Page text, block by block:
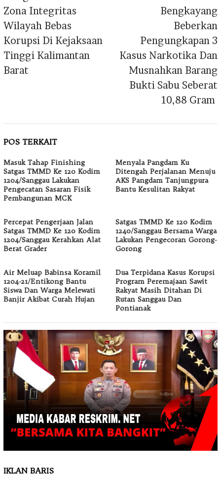
Zona Integritas
Wilayah Bebas
Korupsi Di Kejaksaan
Tinggi Kalimantan
Barat
Bengkayang
Beberkan
Pengungkapan 3
Kasus Narkotika Dan
Musnahkan Barang
Bukti Sabu Seberat
10,88 Gram
POS TERKAIT
Masuk Tahap Finishing
Satgas TMMD Ke 120 Kodim
1204/Sanggau Lakukan
Pengecatan Sasaran Fisik
Pembangunan MCK
Menyala Pangdam Ku
Ditengah Perjalanan Menuju
AKS Pangdam Tanjungpura
Bantu Kesulitan Rakyat
Percepat Pengerjaan Jalan
Satgas TMMD Ke 120 Kodim
1204/Sanggau Kerahkan Alat
Berat Grader
Satgas TMMD Ke 120 Kodim
1240/Sanggau Bersama Warga
Lakukan Pengecoran Gorong-
Gorong
Air Meluap Babinsa Koramil
1204-21/Entikong Bantu
Siswa Dan Warga Melewati
Banjir Akibat Curah Hujan
Dua Terpidana Kasus Korupsi
Program Peremajaan Sawit
Rakyat Masih Ditahan Di
Rutan Sanggau Dan
Pontianak
IKLAN BARIS